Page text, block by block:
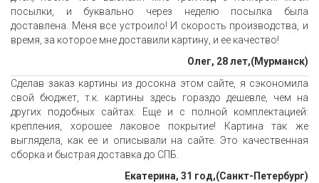
посылки, и буквально через неделю посылка была
доставлена. Меня все устроило! И скорость производства, и
время, за которое мне доставили картину, и ее качество!
Олег, 28 лет,(Мурманск)
Сделав заказ картины из досокна этом сайте, я сэкономила
свой бюджет, т.к. картины здесь гораздо дешевле, чем на
других подобных сайтах. Еще и с полной комплектацией:
крепления, хорошее лаковое покрытие! Картина так же
выглядела, как ее и описывали на сайте. Это качественная
сборка и быстрая доставка до СПБ.
Екатерина, 31 год,(Санкт-Петербург)